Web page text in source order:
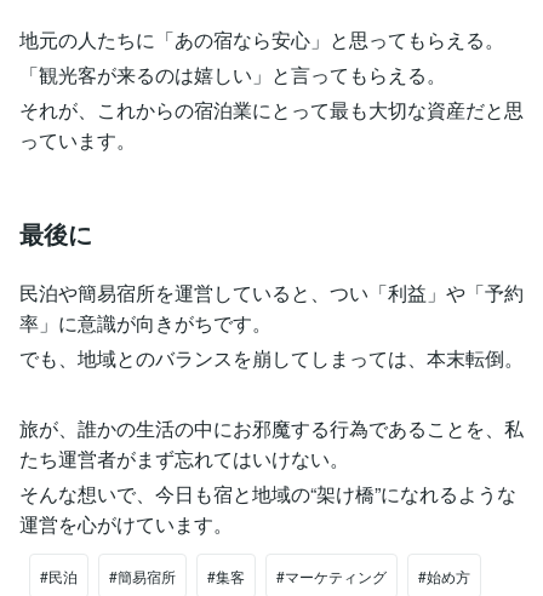
地元の人たちに「あの宿なら安心」と思ってもらえる。
「観光客が来るのは嬉しい」と言ってもらえる。
それが、これからの宿泊業にとって最も大切な資産だと思
っています。
最後に
民泊や簡易宿所を運営していると、つい「利益」や「予約
率」に意識が向きがちです。
でも、地域とのバランスを崩してしまっては、本末転倒。
旅が、誰かの生活の中にお邪魔する行為であることを、私
たち運営者がまず忘れてはいけない。
そんな想いで、今日も宿と地域の“架け橋”になれるような
運営を心がけています。
#民泊 #簡易宿所 #集客 #マーケティング #始め方